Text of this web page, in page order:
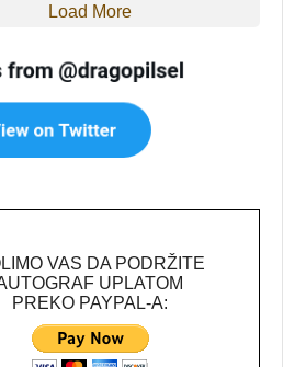
Load More
VAS DA PODRŽITE
UPLATOM
PREKO PAYPAL-A: